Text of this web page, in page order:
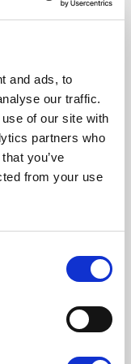
and ads, to
our traffic.
of our site with
partners who
you’ve
from your use
éternelle
de la
contribué au
société,